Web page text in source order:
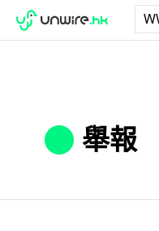
舉報